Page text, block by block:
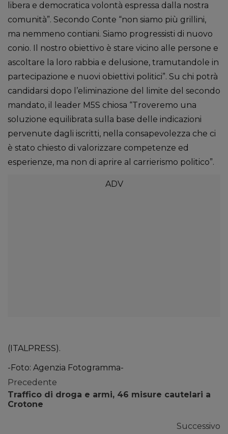
libera e democratica volontà espressa dalla nostra
comunità”. Secondo Conte “non siamo più grillini,
ma nemmeno contiani. Siamo progressisti di nuovo
conio. Il nostro obiettivo è stare vicino alle persone e
ascoltare la loro rabbia e delusione, tramutandole in
partecipazione e nuovi obiettivi politici”. Su chi potrà
candidarsi dopo l’eliminazione del limite del secondo
mandato, il leader M5S chiosa “Troveremo una
soluzione equilibrata sulla base delle indicazioni
pervenute dagli iscritti, nella consapevolezza che ci
è stato chiesto di valorizzare competenze ed
esperienze, ma non di aprire al carrierismo politico”.
(ITALPRESS).
-Foto: Agenzia Fotogramma-
Precedente
Traffico di droga e armi, 46 misure cautelari a
Crotone
Successivo